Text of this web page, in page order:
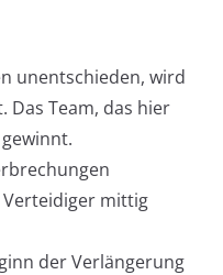
unentschieden, wird
Das Team, das hier
mittig
der Verlängerung